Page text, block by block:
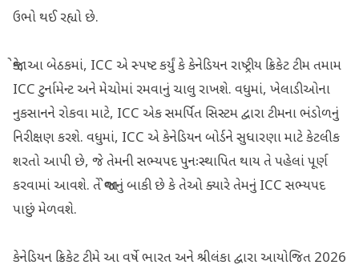
ઉભો થઈ રહ્યો છે.
જોકે, આ બેઠકમાં, ICC એ સ્પષ્ટ કર્યું કે કેનેડિયન રાષ્ટ્રીય ક્રિકેટ ટીમ તમામ
ICC ટુર્નામેન્ટ અને મેચોમાં રમવાનું ચાલુ રાખશે. વધુમાં, ખેલાડીઓના
નુકસાનને રોકવા માટે, ICC એક સમર્પિત સિસ્ટમ દ્વારા ટીમના ભંડોળનું
નિરીક્ષણ કરશે. વધુમાં, ICC એ કેનેડિયન બોર્ડને સુધારણા માટે કેટલીક
શરતો આપી છે, જે તેમની સભ્યપદ પુનઃસ્થાપિત થાય તે પહેલાં પૂર્ણ
કરવામાં આવશે. તે જોવાનું બાકી છે કે તેઓ ક્યારે તેમનું ICC સભ્યપદ
પાછું મેળવશે.
કેનેડિયન ક્રિકેટ ટીમે આ વર્ષે ભારત અને શ્રીલંકા દ્વારા આયોજિત 2026